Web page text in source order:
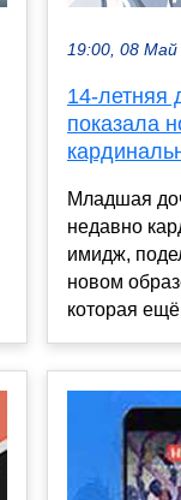
19:00, 08 Май
14-летняя
показала
Младшая
недавно
имидж,
новом
которая